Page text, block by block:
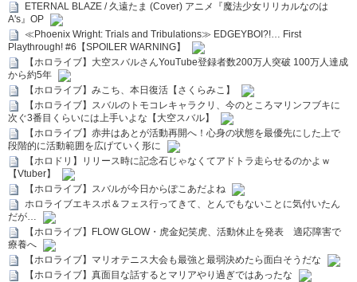
ETERNAL BLAZE / 久遠たま (Cover) アニメ『魔法少女リリカルなのは
A's』OP
≪Phoenix Wright: Trials and Tribulations≫ EDGEYBOI?!… First
Playthrough! #6【SPOILER WARNING】
【ホロライブ】大空スバルさんYouTube登録者数200万人突破 100万人達成
から約5年
【ホロライブ】みこち、本日復活【さくらみこ】
【ホロライブ】スバルのトモコレキャラクリ、今のところマリンフブキに
次ぐ3番目くらいには上手いよな【大空スバル】
【ホロライブ】赤井はあとが活動再開へ！心身の状態を最優先にした上で
段階的に活動範囲を広げていく形に
【ホロドリ】リリース時に記念石じゃなくてアドトラ走らせるのかよｗ
【Vtuber】
【ホロライブ】スバルが今日からぽこあだよね
ホロライブエキスポ＆フェス行ってきて、とんでもないことに気付いたん
だが…
【ホロライブ】FLOW GLOW・虎金妃笑虎、活動休止を発表 適応障害で
療養へ
【ホロライブ】マリオテニス大会も最強と最弱決めたら面白そうだな
【ホロライブ】真面目な話するとマリアやり過ぎではあったな